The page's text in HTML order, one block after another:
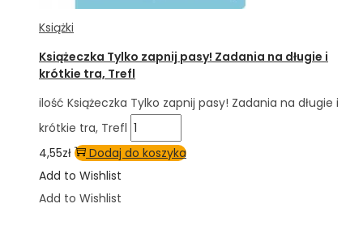
Książki
Książeczka Tylko zapnij pasy! Zadania na długie i
krótkie tra, Trefl
ilość Książeczka Tylko zapnij pasy! Zadania na długie i
krótkie tra, Trefl
4,55zł
Dodaj do koszyka
Add to Wishlist
Add to Wishlist